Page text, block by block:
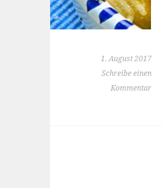
1. August 2017
Schreibe einen
Kommentar